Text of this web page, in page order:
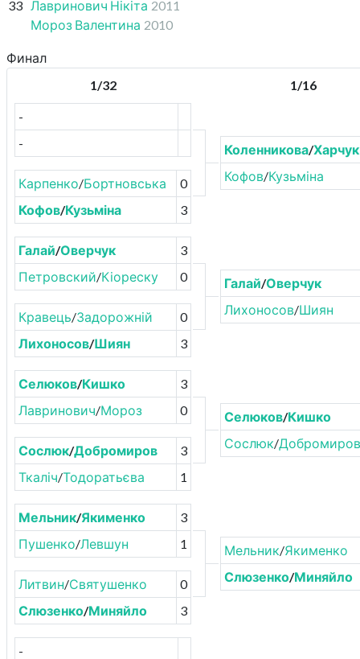
33 Лавринович Нікіта 2011
Мороз Валентина 2010
Финал
1/32
1/16
-
-
Карпенко/Бортновська
0
Кофов/Кузьміна 3
Галай/Оверчук
3
Петровский/Кіореску 0
Кравець/Задорожній
0
Лихоносов/Шиян 3
Селюков/Кишко
3
Лавринович/Мороз 0
Сослюк/Добромиров
3
Ткаліч/Тодоратьєва 1
Мельник/Якименко
3
Пушенко/Левшун 1
Литвин/Святушенко
0
Слюзенко/Миняйло 3
-
Коленникова/Харчук
Кофов/Кузьміна
Галай/Оверчук
Лихоносов/Шиян
Селюков/Кишко
Сослюк/Добромиров
Мельник/Якименко
Слюзенко/Миняйло